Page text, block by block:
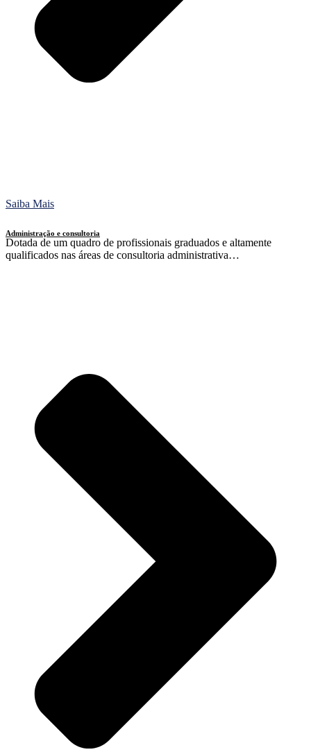
Saiba Mais
Administração e consultoria
Dotada de um quadro de profissionais graduados e altamente
qualificados nas áreas de consultoria administrativa…